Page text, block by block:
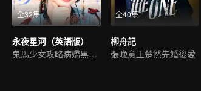
全32集
永夜星河（英語版）
鬼馬少女攻略病嬌黑蓮花
全40集
柳舟記
張晚意王楚然先婚後愛